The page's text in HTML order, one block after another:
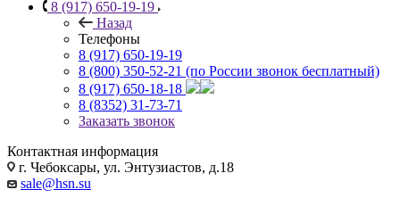
8 (917) 650-19-19
Назад
Телефоны
8 (917) 650-19-19
8 (800) 350-52-21 (по России звонок бесплатный)
8 (917) 650-18-18
8 (8352) 31-73-71
Заказать звонок
Контактная информация
г. Чебоксары, ул. Энтузиастов, д.18
sale@hsn.su